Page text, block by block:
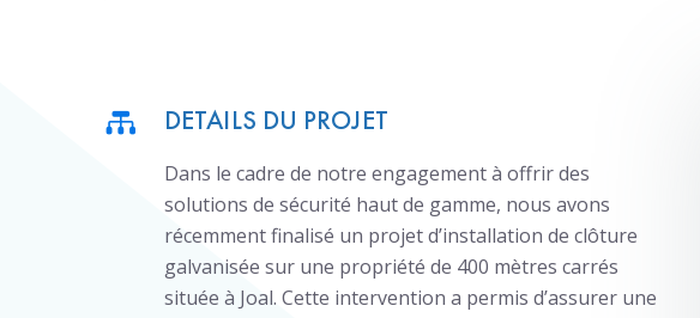
DETAILS DU PROJET
Dans le cadre de notre engagement à offrir des
solutions de sécurité haut de gamme, nous avons
récemment finalisé un projet d’installation de clôture
galvanisée sur une propriété de 400 mètres carrés
située à Joal. Cette intervention a permis d’assurer une